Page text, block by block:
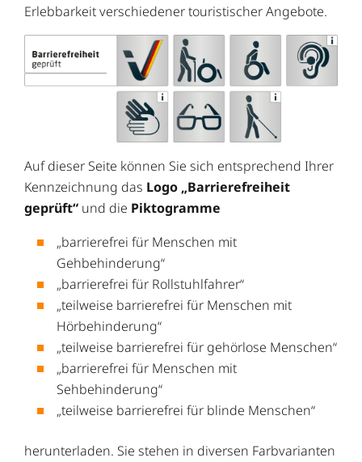
Erlebbarkeit verschiedener touristischer Angebote.
Auf dieser Seite können Sie sich entsprechend Ihrer
Kennzeichnung das Logo „Barrierefreiheit
geprüft“ und die Piktogramme
„barrierefrei für Menschen mit
Gehbehinderung“
„barrierefrei für Rollstuhlfahrer“
„teilweise barrierefrei für Menschen mit
Hörbehinderung“
„teilweise barrierefrei für gehörlose Menschen“
„barrierefrei für Menschen mit
Sehbehinderung“
„teilweise barrierefrei für blinde Menschen“
herunterladen. Sie stehen in diversen Farbvarianten